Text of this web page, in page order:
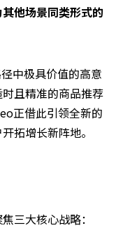
他场景同类形式的
中极具价值的高意
且精准的商品推荐
正借此引领全新的
拓增长新阵地。
三大核心战略：